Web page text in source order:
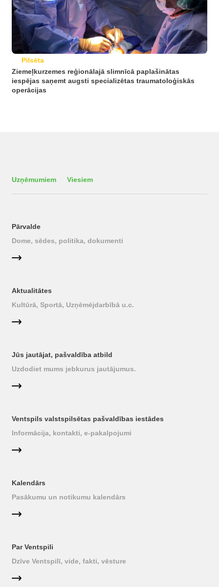
Pilsēta
Ziemeļkurzemes reģionālajā slimnīcā paplašinātas
iespējas saņemt augsti specializētas traumatoloģiskās
operācijas
Uzņēmumiem Viesiem
Pārvalde
Dome, sēdes, politika, dokumenti
Aktualitātes
Kultūrā, Sportā, Uzņēmējdarbībā u.c.
Jūs jautājat, pašvaldība atbild
Uzdodiet mums jebkurus jautājumus.
Ventspils valstspilsētas pašvaldības iestādes
Informācija, kontakti, e-pakalpojumi
Kalendārs
Pasākumu un notikumu kalendārs
Par Ventspili
Dzīve Ventspilī, vide, fakti, vēsture